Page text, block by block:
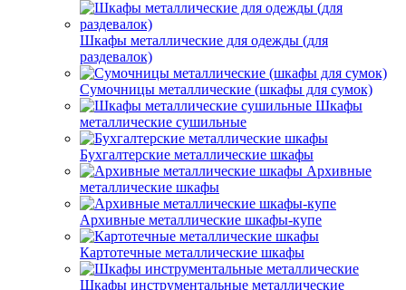
Шкафы металлические для одежды (для
раздевалок)
Сумочницы металлические (шкафы для сумок)
Шкафы
металлические сушильные
Бухгалтерские металлические шкафы
Архивные
металлические шкафы
Архивные металлические шкафы-купе
Картотечные металлические шкафы
Шкафы инструментальные металлические